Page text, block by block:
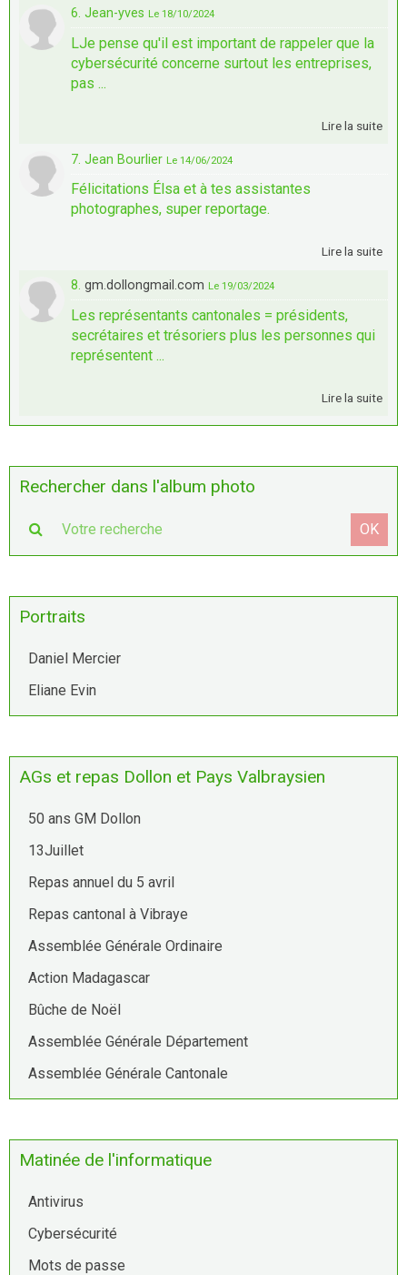
6. Jean-yves Le 18/10/2024
LJe pense qu'il est important de rappeler que la
cybersécurité concerne surtout les entreprises,
pas ...
Lire la suite
7. Jean Bourlier Le 14/06/2024
Félicitations Élsa et à tes assistantes
photographes, super reportage.
Lire la suite
8. gm.dollongmail.com Le 19/03/2024
Les représentants cantonales = présidents,
secrétaires et trésoriers plus les personnes qui
représentent ...
Lire la suite
Rechercher dans l'album photo
OK
Portraits
Daniel Mercier
Eliane Evin
AGs et repas Dollon et Pays Valbraysien
50 ans GM Dollon
13Juillet
Repas annuel du 5 avril
Repas cantonal à Vibraye
Assemblée Générale Ordinaire
Action Madagascar
Bûche de Noël
Assemblée Générale Département
Assemblée Générale Cantonale
Matinée de l'informatique
Antivirus
Cybersécurité
Mots de passe